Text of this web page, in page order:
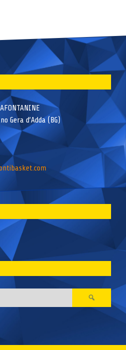
Gera d’Adda (BG)
Ricerca
per: